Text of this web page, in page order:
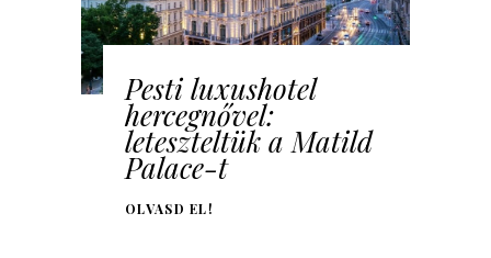
Pesti luxushotel
hercegnővel:
leteszteltük a Matild
Palace-t
OLVASD EL!